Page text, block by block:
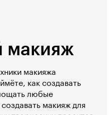
макияж
макияжа
как создавать
любые
макияж для